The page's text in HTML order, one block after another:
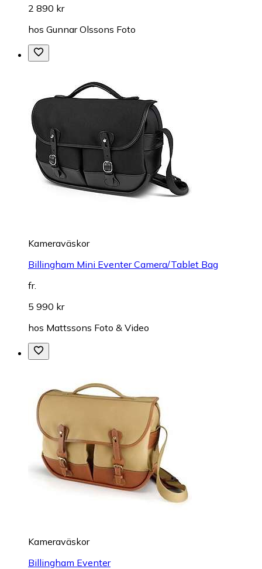
2 890 kr
hos Gunnar Olssons Foto
Kameraväskor
Billingham Mini Eventer Camera/Tablet Bag
fr.
5 990 kr
hos Mattssons Foto & Video
Kameraväskor
Billingham Eventer